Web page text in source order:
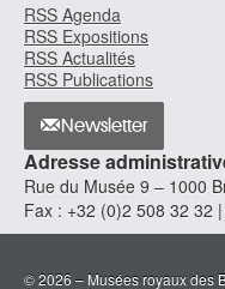
RSS Agenda
RSS Expositions
RSS Actualités
RSS Publications
Newsletter
Adresse
Rue du Musée 9 – 1000
Fax : +32 (0)2 508 32 32 |
© 2026 – Musées royaux des